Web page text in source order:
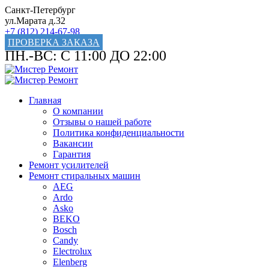
Санкт-Петербург
ул.Марата д.32
+7 (812) 214-67-98
ПРОВЕРКА ЗАКАЗА
ПН.-ВС: С 11:00 ДО 22:00
Главная
О компании
Отзывы о нашей работе
Политика конфиденциальности
Вакансии
Гарантия
Ремонт усилителей
Ремонт стиральных машин
AEG
Ardo
Asko
BEKO
Bosch
Candy
Electrolux
Elenberg